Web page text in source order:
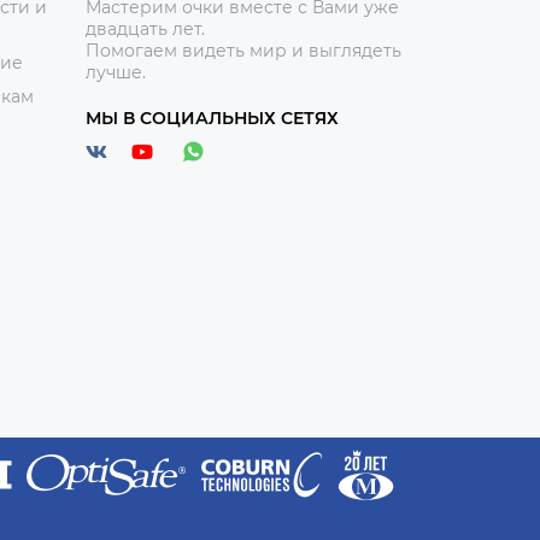
и
Мастерим очки вместе с Вами уже
двадцать лет.
Помогаем видеть мир и выглядеть
лучше.
МЫ В СОЦИАЛЬНЫХ СЕТЯХ